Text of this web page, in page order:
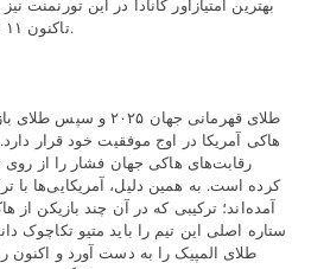
بهترین امتیازآور کانادا در این تورنمنت
تاکنون ۱۱ امتیاز کسب کرده است (۵+۶).
هاکی آمریکا در اوج موفقیت خود قرار
رقابت‌های هاکی جهان فشار را از روی
کرده است. به همین دلیل، آمریکایی‌ها با
آمده‌اند؛ ترکیبی که در آن چند بازیکن از
ستاره اصلی این تیم را باید متیو تکاچوک
طلای المپیک را به دست آورد و اکنون